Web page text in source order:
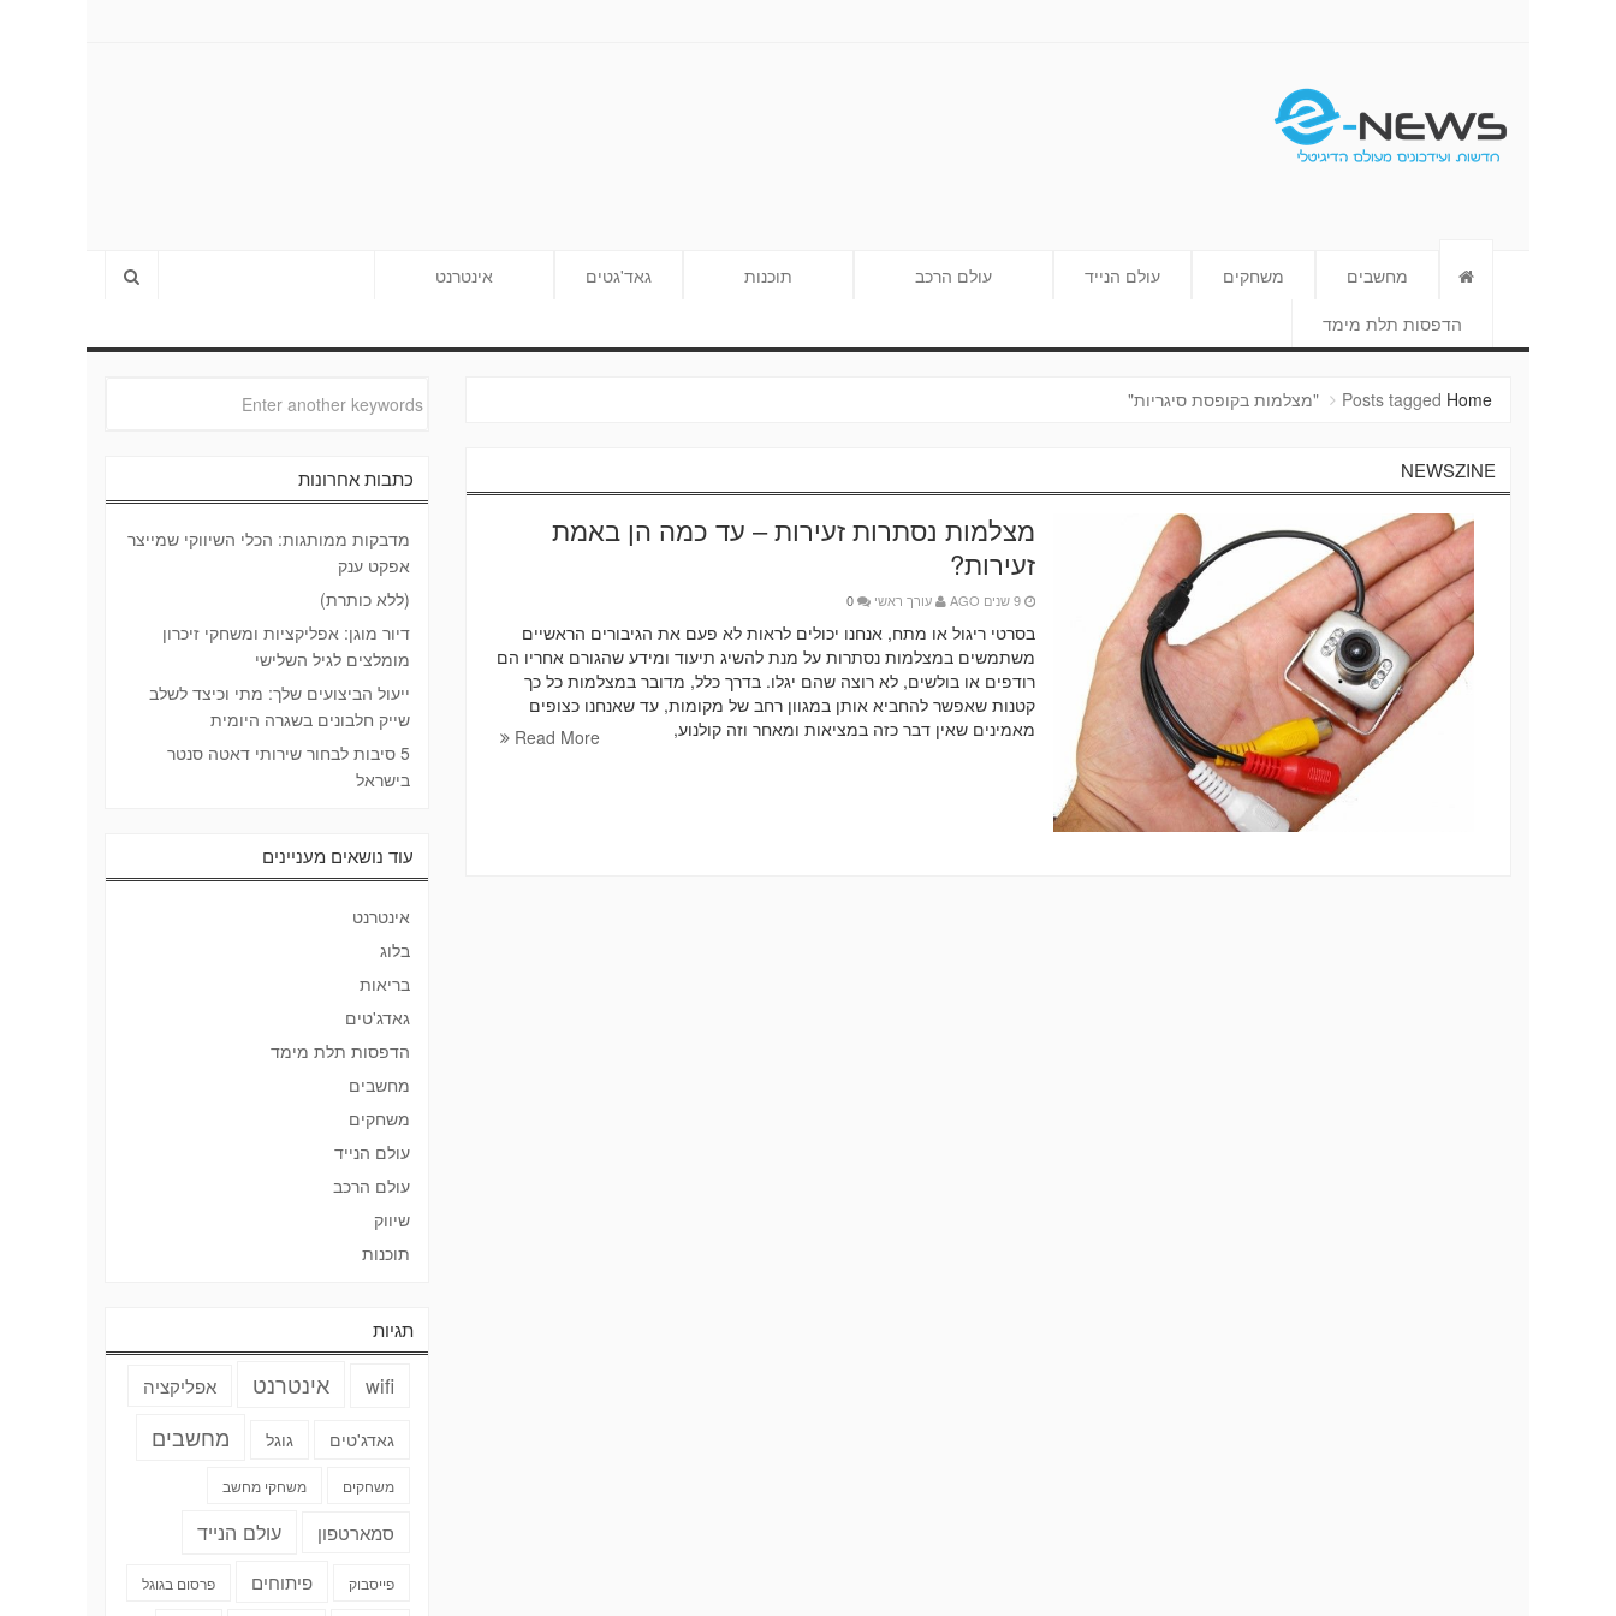
מחשבים משחקים עולם הנייד עולם הרכב תוכנות גאד'גטים
אינטרנט
הדפסות תלת מימד
Home Posts tagged "מצלמות בקופסת סיגריות"
NEWSZINE
מצלמות נסתרות זעירות – עד כמה הן באמת
זעירות?
עורך ראשי 0
בסרטי ריגול או מתח, אנחנו יכולים לראות לא פעם את הגיבורים הראשיים
משתמשים במצלמות נסתרות על מנת להשיג תיעוד ומידע שהגורם אחריו הם
רודפים או בולשים, לא רוצה שהם יגלו. בדרך כלל, מדובר במצלמות כל כך
קטנות שאפשר להחביא אותן במגוון רחב של מקומות, עד שאנחנו כצופים
מאמינים שאין דבר כזה במציאות ומאחר וזה קולנוע,
Read More
כתבות אחרונות
מדבקות ממותגות: הכלי השיווקי שמייצר
אפקט ענק
(ללא כותרת)
דיור מוגן: אפליקציות ומשחקי זיכרון
מומלצים לגיל השלישי
ייעול הביצועים שלך: מתי וכיצד לשלב
שייק חלבונים בשגרה היומית
5 סיבות לבחור שירותי דאטה סנטר
בישראל
עוד נושאים מעניינים
אינטרנט
בלוג
בריאות
גאדג'טים
הדפסות תלת מימד
מחשבים
משחקים
עולם הנייד
עולם הרכב
שיווק
תוכנות
תגיות
wifi אינטרנט אפליקציה
גאדג'טים גוגל מחשבים
משחקים משחקי מחשב
סמארטפון עולם הנייד
פייסבוק פיתוחים פרסום בגוגל